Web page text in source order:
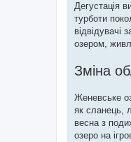
Дегустація
турботи
озером,
Зміна
Женевське
як сланець,
весна з
озеро на